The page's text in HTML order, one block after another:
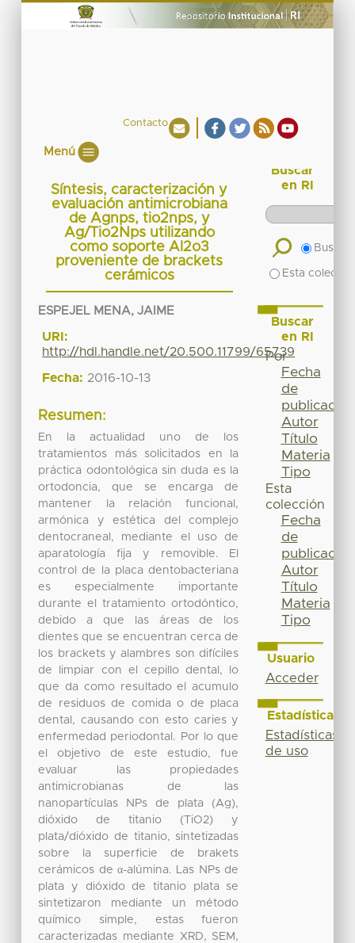
Contacto
Menú
Síntesis, caracterización y
evaluación antimicrobiana
de Agnps, tio2nps, y
Ag/Tio2Nps utilizando
como soporte Al2o3
proveniente de brackets
cerámicos
ESPEJEL MENA, JAIME
URI:
http://hdl.handle.net/20.500.11799/65739
Fecha: 2016-10-13
Resumen:
En la actualidad uno de los
tratamientos más solicitados en la
práctica odontológica sin duda es la
ortodoncia, que se encarga de
mantener la relación funcional,
armónica y estética del complejo
dentocraneal, mediante el uso de
aparatología fija y removible. El
control de la placa dentobacteriana
es especialmente importante
durante el tratamiento ortodóntico,
debido a que las áreas de los
dientes que se encuentran cerca de
los brackets y alambres son difíciles
de limpiar con el cepillo dental, lo
que da como resultado el acumulo
de residuos de comida o de placa
dental, causando con esto caries y
enfermedad periodontal. Por lo que
el objetivo de este estudio, fue
evaluar las propiedades
antimicrobianas de las
nanopartículas NPs de plata (Ag),
dióxido de titanio (TiO2) y
plata/dióxido de titanio, sintetizadas
sobre la superficie de brakets
cerámicos de α-alúmina. Las NPs de
plata y dióxido de titanio plata se
sintetizaron mediante un método
químico simple, estas fueron
caracterizadas mediante XRD, SEM,
Buscar
en RI
Buscar
Esta
Buscar
en RI
Por
Fecha
de
publicación
Autor
Título
Materia
Tipo
Esta
colección
Fecha
de
publicación
Autor
Título
Materia
Tipo
Usuario
Acceder
Estadísticas
Estadísticas
de uso